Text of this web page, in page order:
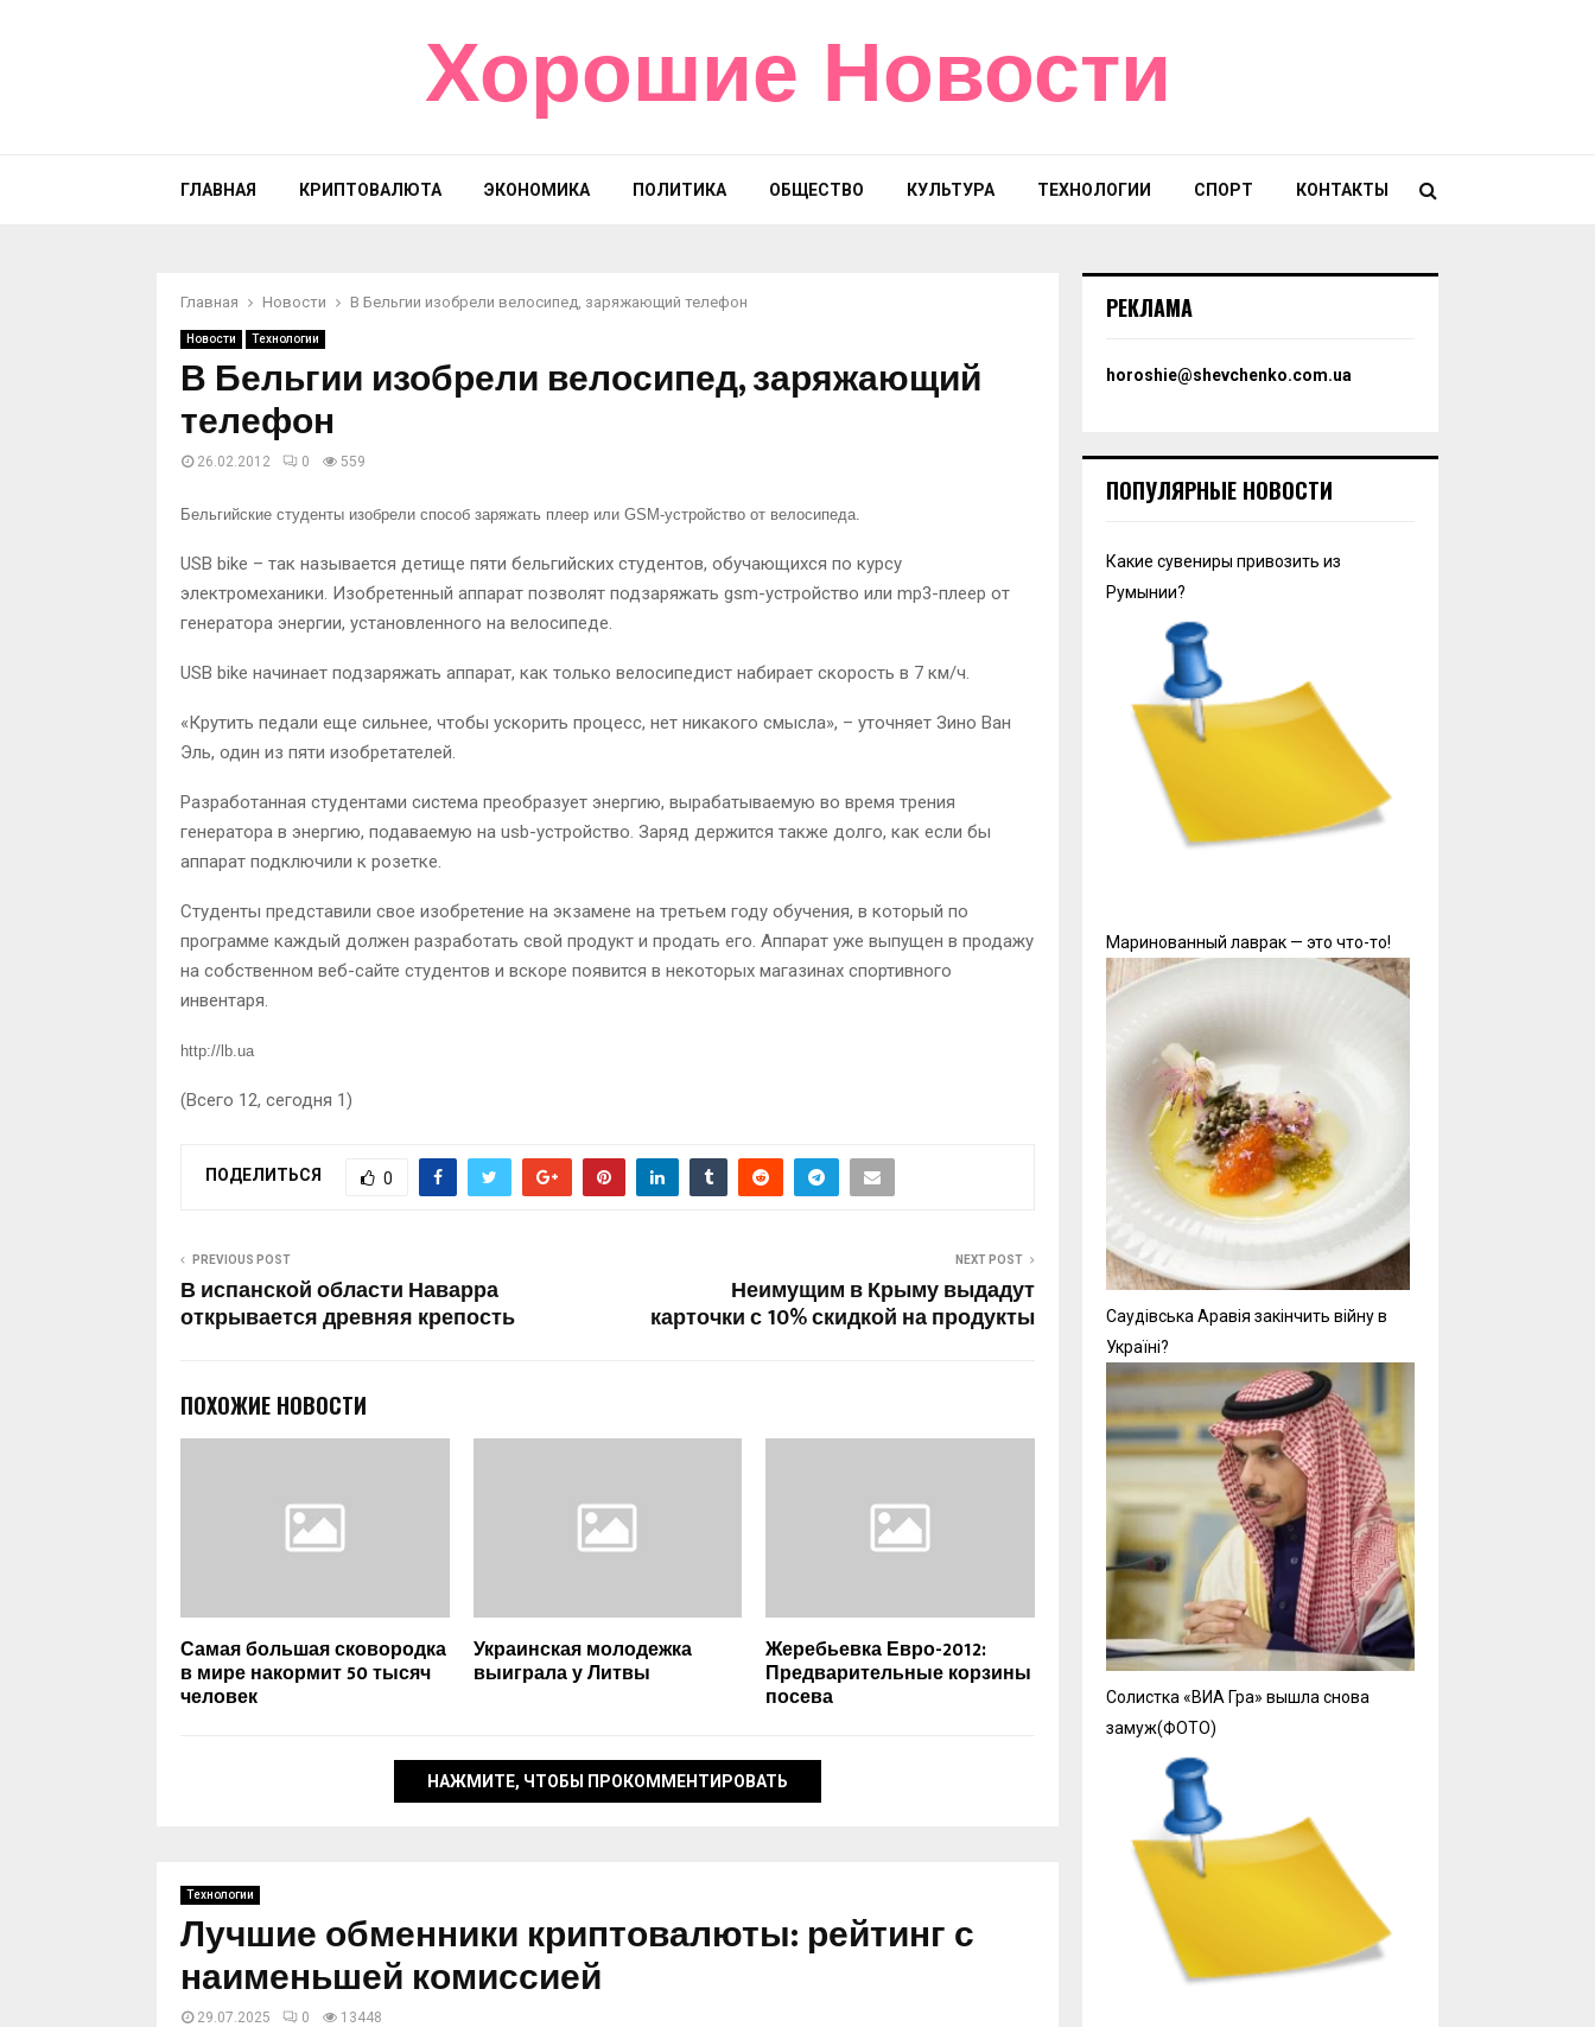
Хорошие Новости
ГЛАВНАЯ КРИПТОВАЛЮТА ЭКОНОМИКА ПОЛИТИКА ОБЩЕСТВО КУЛЬТУРА ТЕХНОЛОГИИ СПОРТ КОНТАКТЫ
Главная Новости В Бельгии изобрели велосипед, заряжающий телефон
Новости Технологии
В Бельгии изобрели велосипед, заряжающий
телефон
26.02.2012 0 559
Бельгийские студенты изобрели способ заряжать плеер или GSM-устройство от велосипеда.
USB bike – так называется детище пяти бельгийских студентов, обучающихся по курсу
электромеханики. Изобретенный аппарат позволят подзаряжать gsm-устройство или mp3-плеер от
генератора энергии, установленного на велосипеде.
USB bike начинает подзаряжать аппарат, как только велосипедист набирает скорость в 7 км/ч.
«Крутить педали еще сильнее, чтобы ускорить процесс, нет никакого смысла», – уточняет Зино Ван
Эль, один из пяти изобретателей.
Разработанная студентами система преобразует энергию, вырабатываемую во время трения
генератора в энергию, подаваемую на usb-устройство. Заряд держится также долго, как если бы
аппарат подключили к розетке.
Студенты представили свое изобретение на экзамене на третьем году обучения, в который по
программе каждый должен разработать свой продукт и продать его. Аппарат уже выпущен в продажу
на собственном веб-сайте студентов и вскоре появится в некоторых магазинах спортивного
инвентаря.
http://lb.ua
(Всего 12, сегодня 1)
ПОДЕЛИТЬСЯ 0
PREVIOUS POST
В испанской области Наварра
открывается древняя крепость
NEXT POST
Неимущим в Крыму выдадут
карточки с 10% скидкой на продукты
ПОХОЖИЕ НОВОСТИ
Самая большая сковородка
в мире накормит 50 тысяч
человек
Украинская молодежка
выиграла у Литвы
Жеребьевка Евро-2012:
Предварительные корзины
посева
НАЖМИТЕ, ЧТОБЫ ПРОКОММЕНТИРОВАТЬ
Технологии
Лучшие обменники криптовалюты: рейтинг с
наименьшей комиссией
29.07.2025 0 13448
РЕКЛАМА
horoshie@shevchenko.com.ua
ПОПУЛЯРНЫЕ НОВОСТИ
Какие сувениры привозить из
Румынии?
Маринованный лаврак — это что-то!
Саудівська Аравія закінчить війну в
Україні?
Солистка «ВИА Гра» вышла снова
замуж(ФОТО)